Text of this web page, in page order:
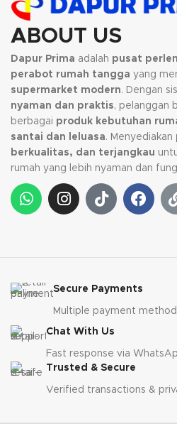
ABOUT US
Dapur Prima adalah pusat
perabot rumah tangga yang
supermarket modern. Dengan
nyaman dan praktis, pelanggan
berbagai produk kebutuhan
santai dan leluasa. Menyediakan
berkualitas, dan terjangkau
rumah yang lebih nyaman dan
Secure Payments
Multiple payment
Chat With Us
Fast response via
Trusted & Secure
Verified transactions &